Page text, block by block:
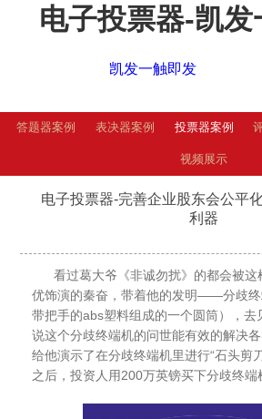
电子投票器-凯发
凯发一触即发
答题器案例 表决器案例 投票器案例
视频展示
电子投票器-完善企业股东会公平
利器
看过葛大爷《非诚勿扰》的都会被这
优饰演的秦奋，带着他的发明——分歧
带把手的abs塑料组成的一个圆筒），去
说这个分歧终端机的问世能有效的解决
给他演示了在分歧终端机里进行“石头剪
之后，投资人用200万英镑买下分歧终端